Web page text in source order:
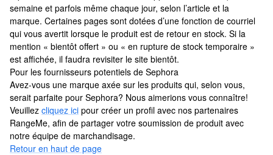
semaine et parfois même chaque jour, selon l’article et la
marque. Certaines pages sont dotées d’une fonction de courriel
qui vous avertit lorsque le produit est de retour en stock. Si la
mention « bientôt offert » ou « en rupture de stock temporaire »
est affichée, il faudra revisiter le site bientôt.
Pour les fournisseurs potentiels de Sephora
Avez-vous une marque axée sur les produits qui, selon vous,
serait parfaite pour Sephora? Nous aimerions vous connaître!
Veuillez cliquez ici pour créer un profil avec nos partenaires
RangeMe, afin de partager votre soumission de produit avec
notre équipe de marchandisage.
Retour en haut de page